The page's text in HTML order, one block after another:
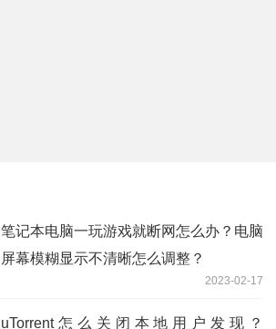
笔记本电脑一玩游戏就断网怎么办？电脑
屏幕模糊显示不清晰怎么调整？
2023-02-17
uTorrent怎么关闭本地用户发现？